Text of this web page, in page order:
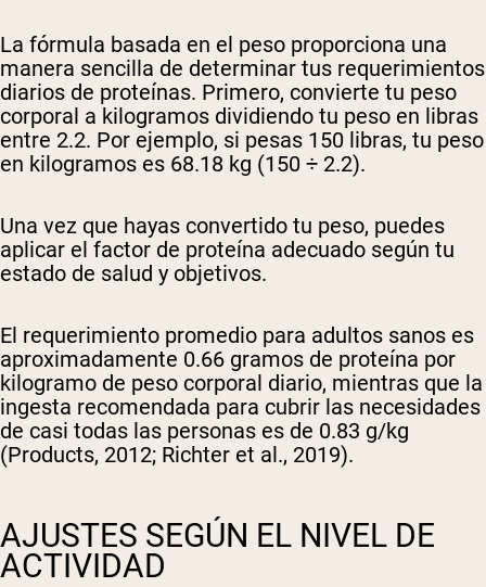
La fórmula basada en el peso proporciona una
manera sencilla de determinar tus requerimientos
diarios de proteínas. Primero, convierte tu peso
corporal a kilogramos dividiendo tu peso en libras
entre 2.2. Por ejemplo, si pesas 150 libras, tu peso
en kilogramos es 68.18 kg (150 ÷ 2.2).
Una vez que hayas convertido tu peso, puedes
aplicar el factor de proteína adecuado según tu
estado de salud y objetivos.
El requerimiento promedio para adultos sanos es
aproximadamente 0.66 gramos de proteína por
kilogramo de peso corporal diario, mientras que la
ingesta recomendada para cubrir las necesidades
de casi todas las personas es de 0.83 g/kg
(Products, 2012; Richter et al., 2019).
AJUSTES SEGÚN EL NIVEL DE
ACTIVIDAD